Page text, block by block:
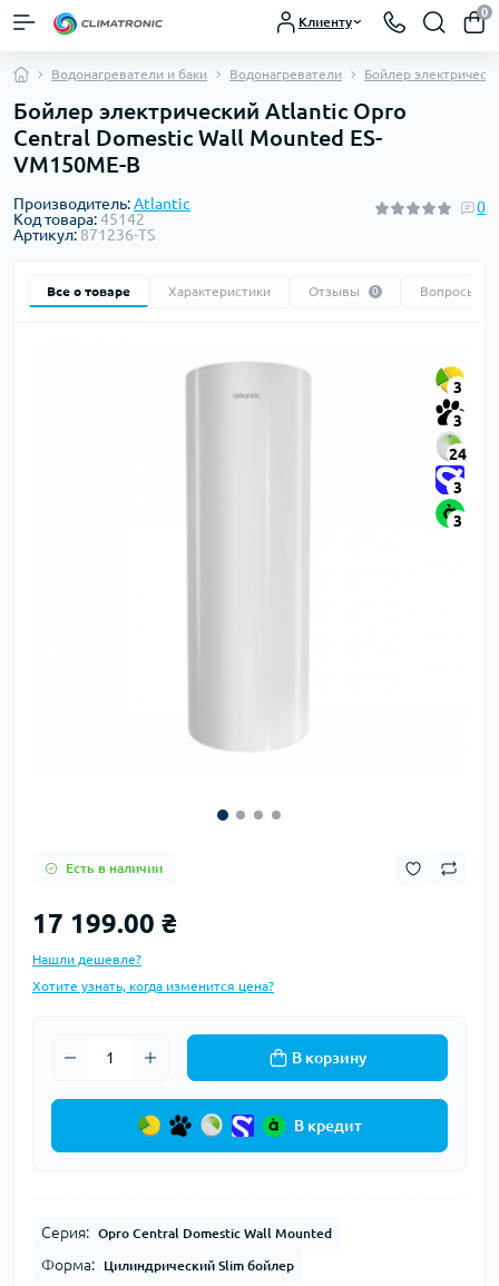
Клиенту
0
Водонагреватели и баки Водонагреватели Бойлер
Бойлер электрический Atlantic Opro
Central Domestic Wall Mounted ES-
VM150ME-B
Производитель:Atlantic
Код товара:45142
Артикул: 871236-TS
0
Все о товаре Характеристики Отзывы 0 Вопросы
3
3
24
3
3
Есть в наличии
17 199.00 ₴
Нашли дешевле?
Хотите узнать, когда изменится цена?
В корзину
В кредит
Серия: Opro Central Domestic Wall Mounted
Форма: Цилиндрический Slim бойлер